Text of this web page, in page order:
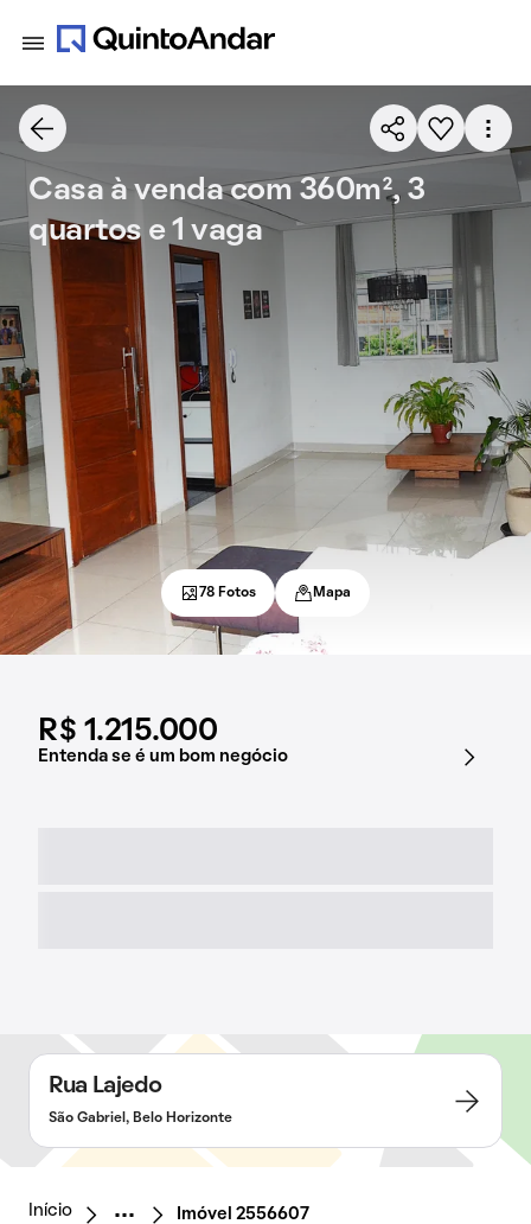
R$ 1.215.000
Entenda se é um bom negócio
Casa à venda com 360m², 3
quartos e 1 vaga
78 Fotos Mapa
Rua Lajedo
São Gabriel, Belo Horizonte
Início Imóvel 2556607